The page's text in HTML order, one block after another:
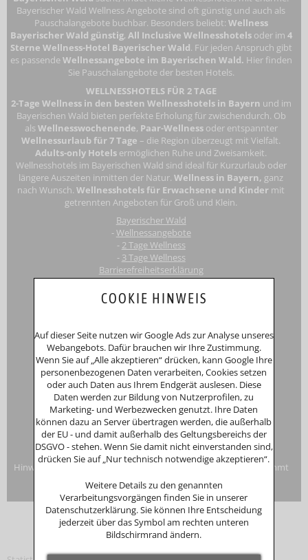
Bayerischer Wald Wellness Angebote sind oft günstig und auch als
Pauschalangebote buchbar. Besonders beliebt: Wellness
Bayerischer Wald günstig, All Inclusive Wellnesshotels oder im 4
Sterne Wellness-Hotel Bayerischer Wald. Für jeden Anspruch gibt
es passendeWellnessangebote im Bayerischen Wald. Hier finden
Sie Pauschalangebote der besten Hotels.
WELLNESSHOTELS FÜR 2 TAGE
2-Tage Wellness in den besten Wellnesshotels in Bayern und im
Bayerischen Wald bieten perfekte Erholung für zwischendurch. Ob
als Wellnesswochenende, Paar-Wellness oder entspannter
Wellnessurlaub für 7 Tage – die Region überzeugt mit Vielfalt.
Adults-only Hotels ermöglichen Ruhe und Zweisamkeit.
Wellnesshotels im Bayerischen Wald sind ideal für Kurzurlaub oder
längere Auszeiten inmitten der Natur.Wellness in Bayern, ganz
nach Wunsch.Wellnesshotels für Erwachsene und Kinder mit
getrennten Angeboten für Groß und Klein.
Bayerischer Wald
-Wellnessangebote
- 2 Tage Wellness
- 3 Tage Wellness
Barrierefreiheitserklärung
Registergericht: Amtsgericht Passau
InhaberinAnna Putz
Niederperlesreut 52
94157 Perlesreut
Tel. 0049 (0)8555/691
Fax: 0049 (0)8555/8856
Internet:www.putzwerbung.de
eMail:info@putzwerbung.de
USt-ID: DE 358297667
St.Nr.: 157/259/80938
Impressum & Datenschutz
Hinweise zur Verbraucherstreitbeilegung: Das Unternehmen nimmt
nicht an Streitbeilegungsverfahren vor einer
Verbraucherschlichtungsstelle teil.
COOKIE HINWEIS
Auf dieser Seite nutzen wir Google Ads zur Analyse unseres
Webangebots. Dafür brauchen wir Ihre Zustimmung.
Wenn Sie auf „Alle akzeptieren“ drücken, kann Google Ihre
personenbezogenen Daten verarbeiten, Cookies setzen
oder auch Daten aus Ihrem Endgerät auslesen. Diese
Daten werden zur Bildung von Nutzerprofilen, zu
Marketing- und Werbezwecken genutzt. Ihre Daten
können dazu an Server übertragen werden, die außerhalb
der EU - und damit außerhalb des Geltungsbereichs der
DSGVO - stehen. Wenn Sie damit nicht einverstanden sind,
drücken Sie auf „Nur technisch notwendige akzeptieren“.
Weitere Details zu den genannten
Verarbeitungsvorgängen finden Sie in unserer
Datenschutzerklärung. Sie können Ihre Entscheidung
jederzeit über das Symbol am rechten unteren
Bildschirmrand ändern.